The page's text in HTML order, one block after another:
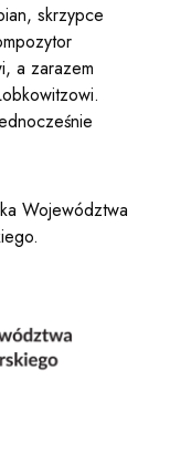
skrzypce
a zarazem
Województwa